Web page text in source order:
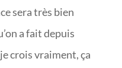
sera très bien
a fait depuis
crois vraiment, ça